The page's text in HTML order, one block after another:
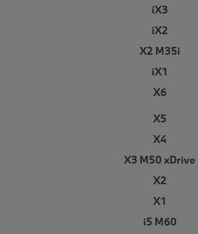
iX3
iX2
X2 M35i
iX1
X6
X5
X4
X3 M50 xDrive
X2
X1
i5 M60